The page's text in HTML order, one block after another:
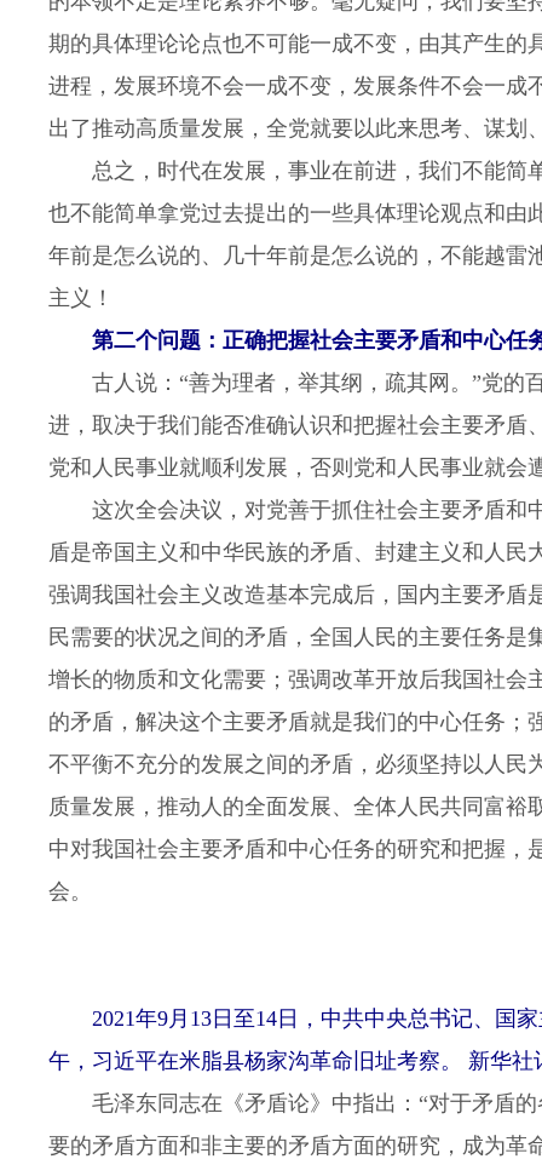
期的具体理论论点也不可能一成不变，由其产生
进程，发展环境不会一成不变，发展条件不会一
出了推动高质量发展，全党就要以此来思考、谋划
总之，时代在发展，事业在前进，我们不能简
也不能简单拿党过去提出的一些具体理论观点和
年前是怎么说的、几十年前是怎么说的，不能越
主义！
第二个问题：正确把握社会主要矛盾和中心任
古人说：“善为理者，举其纲，疏其网。”党的
进，取决于我们能否准确认识和把握社会主要矛
党和人民事业就顺利发展，否则党和人民事业就会
这次全会决议，对党善于抓住社会主要矛盾和
盾是帝国主义和中华民族的矛盾、封建主义和人
强调我国社会主义改造基本完成后，国内主要矛
民需要的状况之间的矛盾，全国人民的主要任务
增长的物质和文化需要；强调改革开放后我国社
的矛盾，解决这个主要矛盾就是我们的中心任务
不平衡不充分的发展之间的矛盾，必须坚持以人
质量发展，推动人的全面发展、全体人民共同富
中对我国社会主要矛盾和中心任务的研究和把握
会。
2021年9月13日至14日，中共中央总书记、国
午，习近平在米脂县杨家沟革命旧址考察。 新华社
毛泽东同志在《矛盾论》中指出：“对于矛盾的
要的矛盾方面和非主要的矛盾方面的研究，成为